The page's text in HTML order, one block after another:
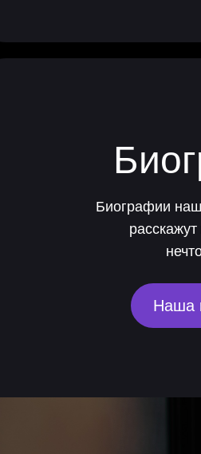
Наша
Биографии